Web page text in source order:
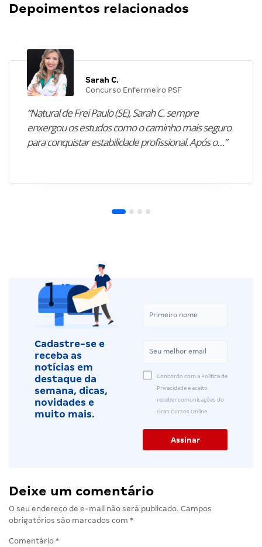
Depoimentos relacionados
Sarah C.
Concurso Enfermeiro PSF
“Natural de Frei Paulo (SE), Sarah C. sempre
enxergou os estudos como o caminho mais seguro
para conquistar estabilidade profissional. Após o…”
Cadastre-se e
receba as
notícias em
destaque da
semana, dicas,
novidades e
muito mais.
Concordo com a Política de
Privacidade e aceito
receber comunicações do
Gran Cursos Online.
Deixe um comentário
O seu endereço de e-mail não será publicado. Campos
obrigatórios são marcados com *
Comentário *